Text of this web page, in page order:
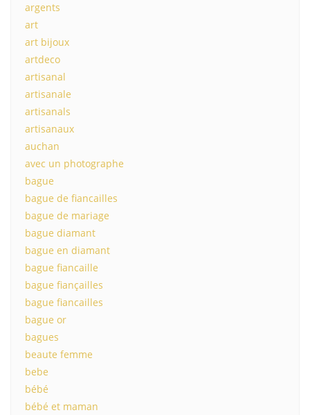
argents
art
art bijoux
artdeco
artisanal
artisanale
artisanals
artisanaux
auchan
avec un photographe
bague
bague de fiancailles
bague de mariage
bague diamant
bague en diamant
bague fiancaille
bague fiançailles
bague fiancailles
bague or
bagues
beaute femme
bebe
bébé
bébé et maman